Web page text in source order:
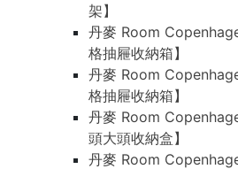
架】
丹麥 Room
格抽屜收納箱】
丹麥 Room
格抽屜收納箱】
丹麥 Room
頭大頭收納盒】
丹麥 Room